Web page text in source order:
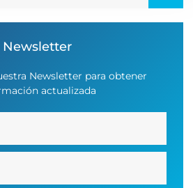
Newsletter
Newsletter para obtener
actualizada